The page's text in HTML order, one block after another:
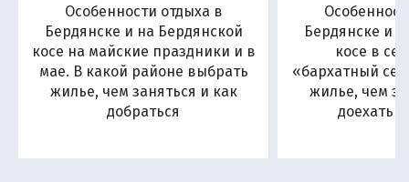
Особенности отдыха в
Бердянске и на Бердянской
косе на майские праздники и в
мае. В какой районе выбрать
жилье, чем заняться и как
добраться
Бердянске и
косе в
«бархатный
жилье, чем
доехать